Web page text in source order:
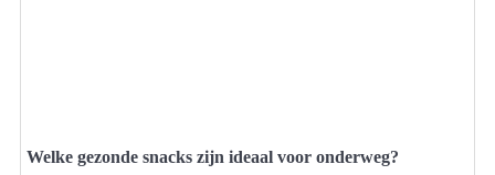
Welke gezonde snacks zijn ideaal voor onderweg?